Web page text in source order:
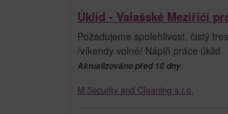
Úklid - Valašské Meziříčí
Požadujeme spolehlivost, čistý
/víkendy volné/ Náplň práce úklid
Aktualizováno před 10 dny
M Security and Cleaning s.r.o.